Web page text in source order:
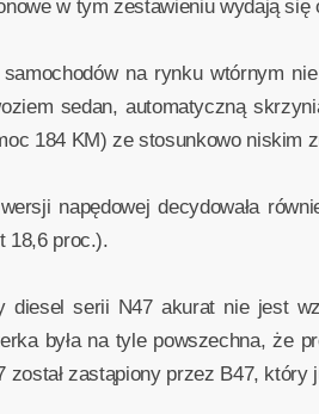
w tym zestawieniu wydają się
na rynku wtórnym
sedan, automatyczną
184 KM) ze stosunkowo niskim
napędowej decydowała
18,6 proc.).
diesel serii N47 akurat nie jest
była na tyle powszechna, że
został zastąpiony przez B47, który